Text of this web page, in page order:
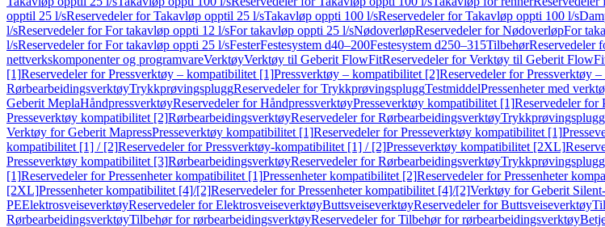
opptil 25 l/sReservedeler for Takavløp opptil 25 l/sTakavløp oppti 100 l/sReservedeler for Takavløp oppti 100 l/s
l/sReservedeler for For takavløp oppti 12 l/sFor takavløp oppti 25 l/sNødoverløpReservedeler for NødoverløpFor
l/sReservedeler for For takavløp oppti 25 l/sFesterFestesystem d40–200Festesystem d250–315TilbehørReservedeler
nettverkskomponenter og programvareVerktøyVerktøy til Geberit FlowFitReservedeler for Verktøy til Geberit
[1]Reservedeler for Pressverktøy – kompatibilitet [1]Pressverktøy – kompatibilitet [2]Reservedeler for Pressverktøy
RørbearbeidingsverktøyTrykkprøvingspluggReservedeler for TrykkprøvingspluggTestmiddelPressenheter med
Geberit MeplaHåndpressverktøyReservedeler for HåndpressverktøyPresseverktøy kompatibilitet [1]Reservedeler for
Presseverktøy kompatibilitet [2]RørbearbeidingsverktøyReservedeler for RørbearbeidingsverktøyTrykkprøvingsplugg
Verktøy for Geberit MapressPresseverktøy kompatibilitet [1]Reservedeler for Presseverktøy kompatibilitet [1]
kompatibilitet [1] / [2]Reservedeler for Pressverktøy-kompatibilitet [1] / [2]Presseverktøy kompatibilitet [2XL]
Presseverktøy kompatibilitet [3]RørbearbeidingsverktøyReservedeler for RørbearbeidingsverktøyTrykkprøvingsplugg
[1]Reservedeler for Pressenheter kompatibilitet [1]Pressenheter kompatibilitet [2]Reservedeler for Pressenheter
[2XL]Pressenheter kompatibilitet [4]/[2]Reservedeler for Pressenheter kompatibilitet [4]/[2]Verktøy for Geberit
PEElektrosveiseverktøyReservedeler for ElektrosveiseverktøyButtsveiseverktøyReservedeler for Buttsveiseverktøy
RørbearbeidingsverktøyTilbehør for rørbearbeidingsverktøyReservedeler for Tilbehør for rørbearbeidingsverktøy